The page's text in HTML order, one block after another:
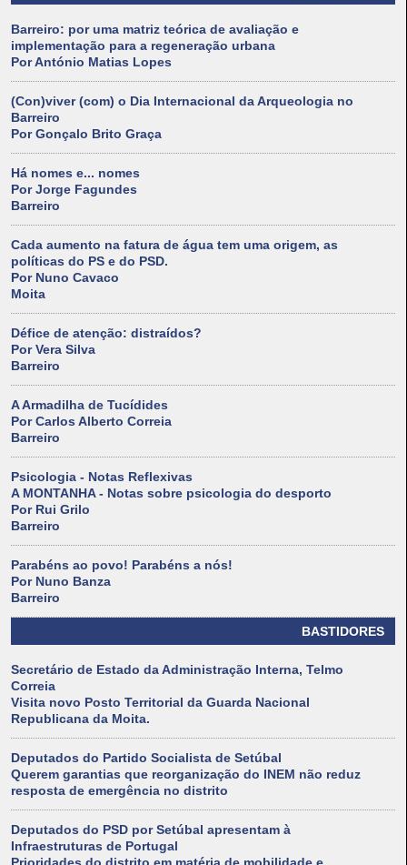
Barreiro: por uma matriz teórica de avaliação e
implementação para a regeneração urbana
Por António Matias Lopes
(Con)viver (com) o Dia Internacional da Arqueologia no
Barreiro
Por Gonçalo Brito Graça
Há nomes e... nomes
Por Jorge Fagundes
Barreiro
Cada aumento na fatura de água tem uma origem, as
políticas do PS e do PSD.
Por Nuno Cavaco
Moita
Défice de atenção: distraídos?
Por Vera Silva
Barreiro
A Armadilha de Tucídides
Por Carlos Alberto Correia
Barreiro
Psicologia - Notas Reflexivas
A MONTANHA - Notas sobre psicologia do desporto
Por Rui Grilo
Barreiro
Parabéns ao povo! Parabéns a nós!
Por Nuno Banza
Barreiro
BASTIDORES
Secretário de Estado da Administração Interna, Telmo
Correia
Visita novo Posto Territorial da Guarda Nacional
Republicana da Moita.
Deputados do Partido Socialista de Setúbal
Querem garantias que reorganização do INEM não reduz
resposta de emergência no distrito
Deputados do PSD por Setúbal apresentam à
Infraestruturas de Portugal